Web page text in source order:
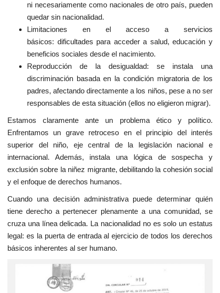
ni necesariamente como nacionales de otro país, pueden
quedar sin nacionalidad.
Limitaciones en el acceso a servicios
básicos: dificultades para acceder a salud, educación y
beneficios sociales desde el nacimiento.
Reproducción de la desigualdad: se instala una
discriminación basada en la condición migratoria de los
padres, afectando directamente a los niños, pese a no ser
responsables de esta situación (ellos no eligieron migrar).
Estamos claramente ante un problema ético y político.
Enfrentamos un grave retroceso en el principio del interés
superior del niño, eje central de la legislación nacional e
internacional. Además, instala una lógica de sospecha y
exclusión sobre la niñez migrante, debilitando la cohesión social
y el enfoque de derechos humanos.
Cuando una decisión administrativa puede determinar quién
tiene derecho a pertenecer plenamente a una comunidad, se
cruza una línea delicada. La nacionalidad no es solo un estatus
legal: es la puerta de entrada al ejercicio de todos los derechos
básicos inherentes al ser humano.